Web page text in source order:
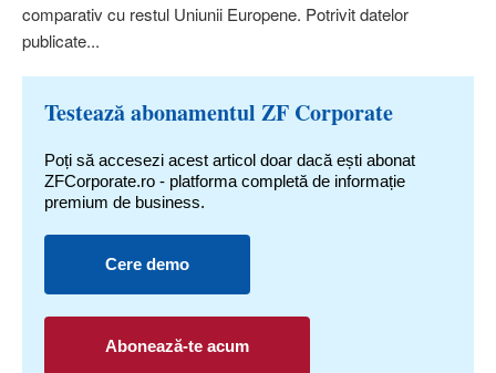
comparativ cu restul Uniunii Europene. Potrivit datelor
publicate...
Testează abonamentul ZF Corporate
Poți să accesezi acest articol doar dacă ești abonat
ZFCorporate.ro - platforma completă de informație
premium de business.
Cere demo
Abonează-te acum